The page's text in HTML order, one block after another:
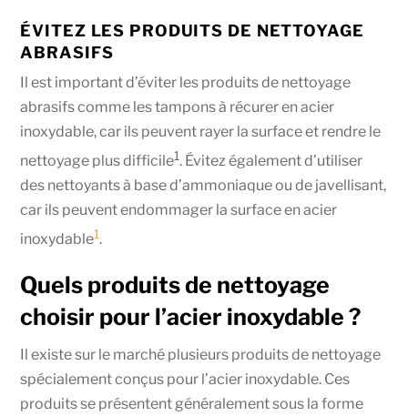
ÉVITEZ LES PRODUITS DE NETTOYAGE
ABRASIFS
Il est important d’éviter les produits de nettoyage
abrasifs comme les tampons à récurer en acier
inoxydable, car ils peuvent rayer la surface et rendre le
nettoyage plus difficile1. Évitez également d’utiliser
des nettoyants à base d’ammoniaque ou de javellisant,
car ils peuvent endommager la surface en acier
inoxydable1.
Quels produits de nettoyage
choisir pour l’acier inoxydable ?
Il existe sur le marché plusieurs produits de nettoyage
spécialement conçus pour l’acier inoxydable. Ces
produits se présentent généralement sous la forme